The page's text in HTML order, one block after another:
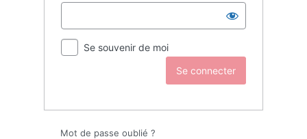
Se souvenir de moi
Mot de passe oublié ?